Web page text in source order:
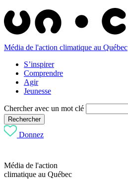
Média de l'action climatique au Québec
S’inspirer
Comprendre
Agir
Jeunesse
Chercher avec un mot clé
Rechercher
Donnez
Média de l'action
climatique au Québec